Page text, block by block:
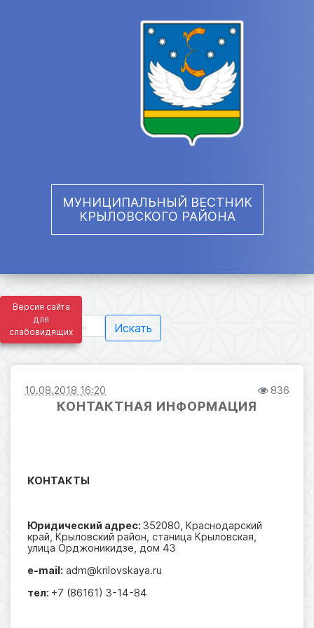
Версия сайта
для
слабовидящих
МУНИЦИПАЛЬНЫЙ ВЕСТНИК
КРЫЛОВСКОГО РАЙОНА
Искать
10.08.2018 16:20 836
КОНТАКТНАЯ ИНФОРМАЦИЯ
КОНТАКТЫ
Юридический адрес: 352080, Краснодарский
край, Крыловский район, станица Крыловская,
улица Орджоникидзе, дом 43
e-mail: adm@krilovskaya.ru
тел: +7 (86161) 3-14-84